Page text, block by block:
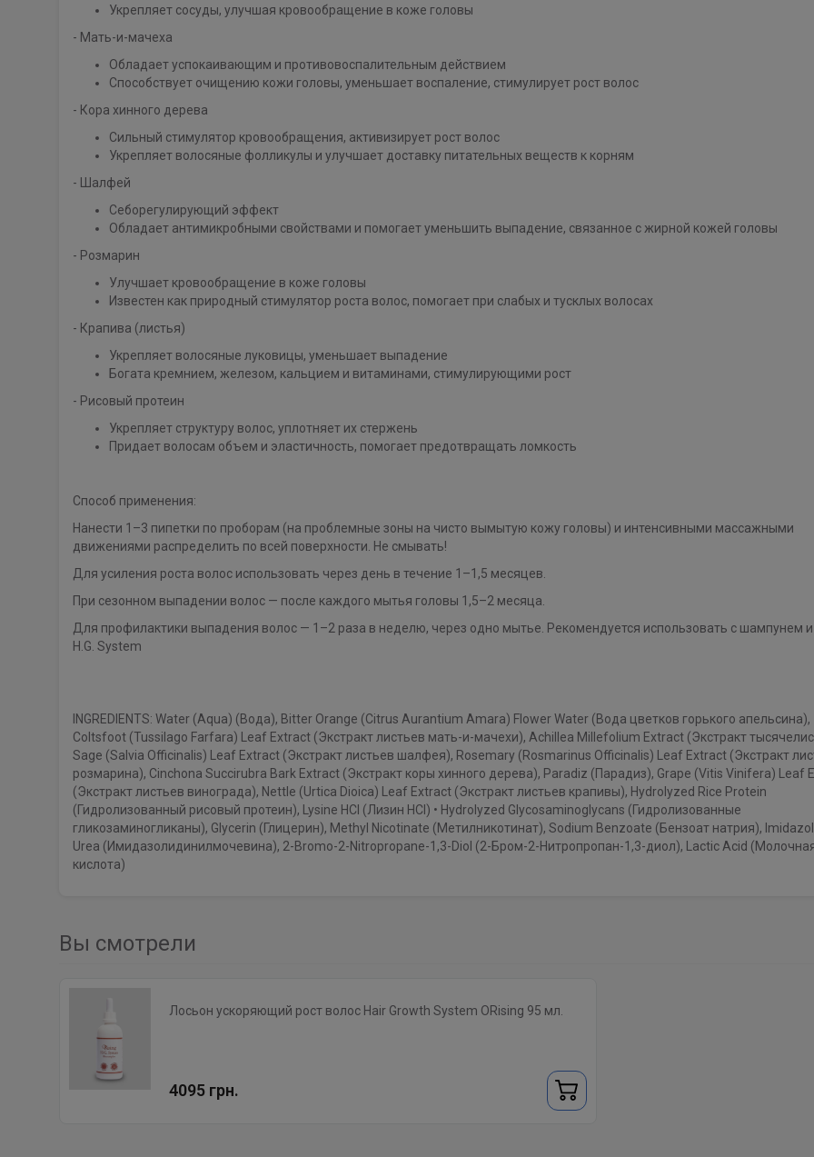
Укрепляет сосуды, улучшая кровообращение в коже головы
- Мать-и-мачеха
Обладает успокаивающим и противовоспалительным действием
Способствует очищению кожи головы, уменьшает воспаление, стимулирует рост волос
- Кора хинного дерева
Сильный стимулятор кровообращения, активизирует рост волос
Укрепляет волосяные фолликулы и улучшает доставку питательных веществ к корням
- Шалфей
Себорегулирующий эффект
Обладает антимикробными свойствами и помогает уменьшить выпадение, связанное с жирной кожей головы
- Розмарин
Улучшает кровообращение в коже головы
Известен как природный стимулятор роста волос, помогает при слабых и тусклых волосах
- Крапива (листья)
Укрепляет волосяные луковицы, уменьшает выпадение
Богата кремнием, железом, кальцием и витаминами, стимулирующими рост
- Рисовый протеин
Укрепляет структуру волос, уплотняет их стержень
Придает волосам объем и эластичность, помогает предотвращать ломкость
Способ применения:
Нанести 1–3 пипетки по проборам (на проблемные зоны на чисто вымытую кожу головы) и интенсивными массажными
движениями распределить по всей поверхности. Не смывать!
Для усиления роста волос использовать через день в течение 1–1,5 месяцев.
При сезонном выпадении волос — после каждого мытья головы 1,5–2 месяца.
Для профилактики выпадения волос — 1–2 раза в неделю, через одно мытье. Рекомендуется использовать с шампунем
H.G. System
INGREDIENTS: ​Water (Aqua) (Вода), Bitter Orange (Citrus Aurantium Amara) Flower Water (Вода цветков горького апельсина),
Coltsfoot (Tussilago Farfara) Leaf Extract (Экстракт листьев мать-и-мачехи), Achillea Millefolium Extract (Экстракт
Sage (Salvia Officinalis) Leaf Extract (Экстракт листьев шалфея), Rosemary (Rosmarinus Officinalis) Leaf Extract (Экстракт
розмарина), Cinchona Succirubra Bark Extract (Экстракт коры хинного дерева), Paradiz (Парадиз), Grape (Vitis Vinifera) Leaf
(Экстракт листьев винограда), Nettle (Urtica Dioica) Leaf Extract (Экстракт листьев крапивы), Hydrolyzed Rice Protein
(Гидролизованный рисовый протеин), Lysine HCl (Лизин HCl) • Hydrolyzed Glycosaminoglycans (Гидролизованные
гликозаминогликаны), Glycerin (Глицерин), Methyl Nicotinate (Метилникотинат), Sodium Benzoate (Бензоат натрия),
Urea (Имидазолидинилмочевина), 2-Bromo-2-Nitropropane-1,3-Diol (2-Бром-2-Нитропропан-1,3-диол), Lactic Acid
кислота)
Вы смотрели
Лосьон ускоряющий рост волос Hair Growth System ORising 95 мл.
4095 грн.